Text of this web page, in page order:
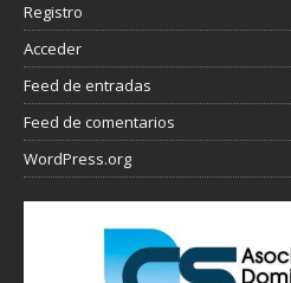
Registro
Acceder
Feed de entradas
Feed de comentarios
WordPress.org